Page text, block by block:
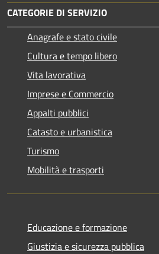
CATEGORIE DI SERVIZIO
Anagrafe e stato civile
Cultura e tempo libero
Vita lavorativa
Imprese e Commercio
Appalti pubblici
Catasto e urbanistica
Turismo
Mobilità e trasporti
Educazione e formazione
Giustizia e sicurezza pubblica